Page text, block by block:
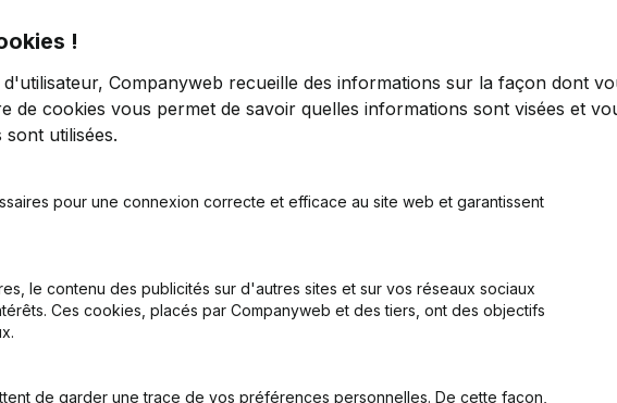
Autres Modifications, …) - Modification Forme Juridique - Demissions -
(NL)
!
Companyweb recueille des informations sur la façon dont
de cookies vous permet de savoir quelles informations sont visées et
utilisées.
pour une connexion correcte et efficace au site web et garantissent
le contenu des publicités sur d'autres sites et sur vos réseaux sociaux
Ces cookies, placés par Companyweb et des tiers, ont des objectifs
de garder une trace de vos préférences personnelles. De cette façon,